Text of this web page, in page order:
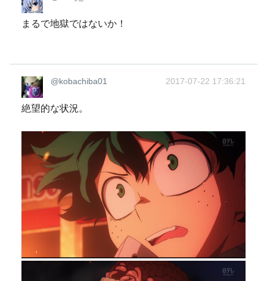
まるで地獄ではないか！
@kobachiba01 2017-07-22 17:36:21
絶望的な状況。